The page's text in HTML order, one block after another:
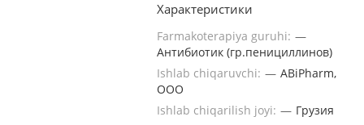
Характеристики
Farmakoterapiya guruhi: —
Антибиотик (гр.пенициллинов)
Ishlab chiqaruvchi: — ABiPharm,
ООО
Ishlab chiqarilish joyi: — Грузия